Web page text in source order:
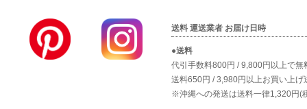
送料 運送業者 お届け日時
●送料
代引手数料800円 / 9,800円以上で無
送料650円 / 3,980円以上お買い上げ
※沖縄への発送は送料一律1,320円(